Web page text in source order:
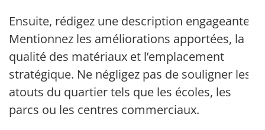
Ensuite, rédigez une description engageante.
Mentionnez les améliorations apportées, la
qualité des matériaux et l’emplacement
stratégique. Ne négligez pas de souligner les
atouts du quartier tels que les écoles, les
parcs ou les centres commerciaux.